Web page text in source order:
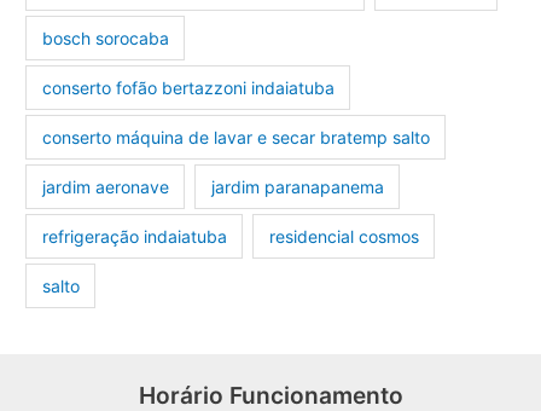
bosch sorocaba
conserto fofão bertazzoni indaiatuba
conserto máquina de lavar e secar bratemp salto
jardim aeronave jardim paranapanema
refrigeração indaiatuba residencial cosmos
salto
Horário Funcionamento